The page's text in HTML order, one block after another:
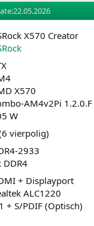
22.05.2026
X570 Creator
X570
AM4v2Pi 1.2.0.F
W
vierpolig)
2933
DDR4
+ Displayport
ALC1220
+ S/PDIF (Optisch)